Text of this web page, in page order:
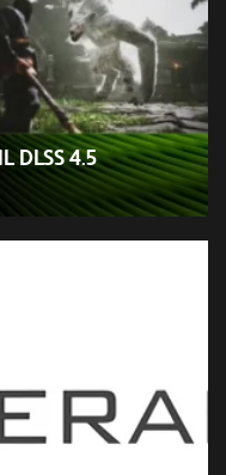
4.5